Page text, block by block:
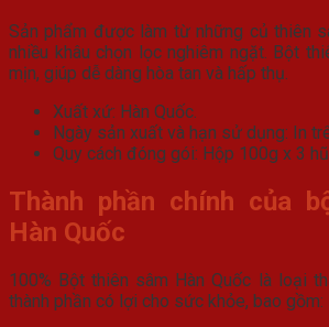
Sản phẩm được làm từ những củ thiên
nhiều khâu chọn lọc nghiêm ngặt. Bột
mịn, giúp dễ dàng hòa tan và hấp thụ.
Xuất xứ: Hàn Quốc.
Ngày sản xuất và hạn sử dụng: In
Quy cách đóng gói: Hộp 100g x 3 hũ.
Thành phần chính của
Hàn Quốc
100% Bột thiên sâm Hàn Quốc là loại
thành phần có lợi cho sức khỏe, bao gồm: